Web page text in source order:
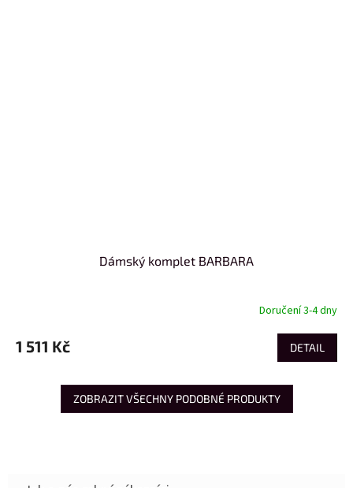
Dámský komplet BARBARA
Doručení 3-4 dny
1 511 Kč DETAIL
ZOBRAZIT VŠECHNY PODOBNÉ PRODUKTY